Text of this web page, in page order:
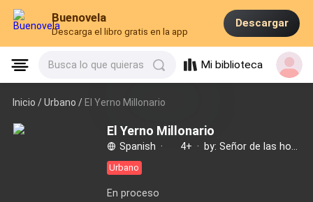
Buenovela
Descarga el libro gratis en la app
Descargar
Busca lo que quieras Mi biblioteca
Inicio /Urbano / El Yerno Millonario
El Yerno Millonario
Spanish · 4+ ·
Urbano
En proceso